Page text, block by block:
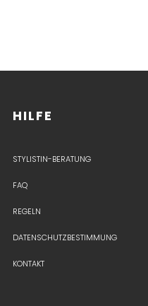
HILFE
STYLISTIN-BERATUNG
FAQ
REGELN
DATENSCHUTZBESTIMMUNG
KONTAKT